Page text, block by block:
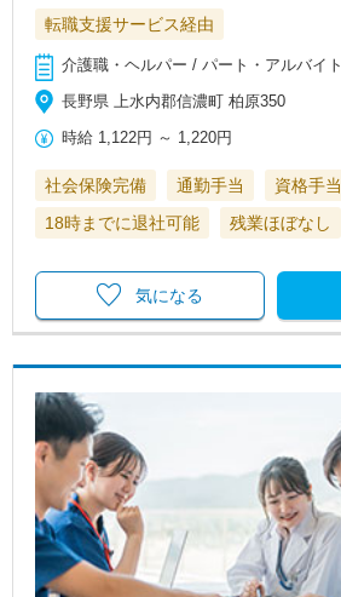
転職支援サービス経由
介護職・ヘルパー / パート・アルバイト
長野県 上水内郡信濃町 柏原350
時給 1,122円 ～ 1,220円
社会保険完備 通勤手当
資格手当
18時までに退社可能
残業ほぼなし
気になる